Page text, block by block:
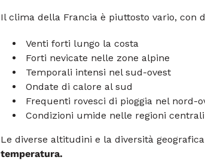
Il clima della Francia è piuttosto vario, con
Venti forti lungo la costa
Forti nevicate nelle zone alpine
Temporali intensi nel sud-ovest
Ondate di calore al sud
Frequenti rovesci di pioggia nel nord-
Condizioni umide nelle regioni centrali
Le diverse altitudini e la diversità
temperatura.